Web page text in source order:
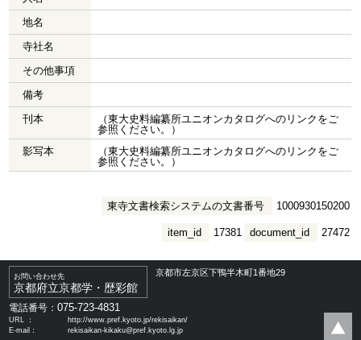
地名
寺社名
その他事項
備考
刊本
（東大史料編纂所ユニオンカタログへのリンクをご
参照ください。）
影写本
（東大史料編纂所ユニオンカタログへのリンクをご
参照ください。）
東寺文書検索システムの文書番号 1000930150200
document_id 27472
item_id 17381
お問い合わせ先
京都府立京都学・歴彩館
京都市左京区下鴨半木町1番地29
電話番号：075-723-4831
URL ：
http://www.pref.kyoto.jp/rekisaikan/
E-mail：
rekisaikan-kikaku@pref.kyoto.lg.jp